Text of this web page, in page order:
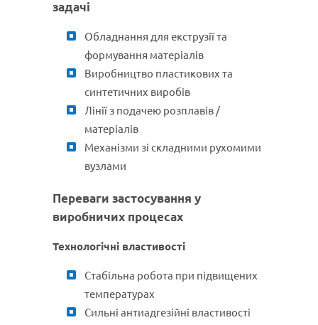
задачі
Обладнання для екструзії та
формування матеріалів
Виробництво пластикових та
синтетичних виробів
Лінії з подачею розплавів /
матеріалів
Механізми зі складними рухомими
вузлами
Переваги застосування у
виробничих процесах
Технологічні властивості
Стабільна робота при підвищених
температурах
Сильні антиадгезійні властивості